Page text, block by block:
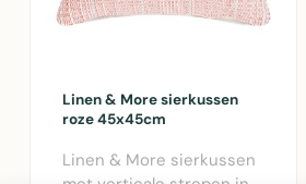
Linen & More sierkussen
roze 45x45cm
Linen & More sierkussen